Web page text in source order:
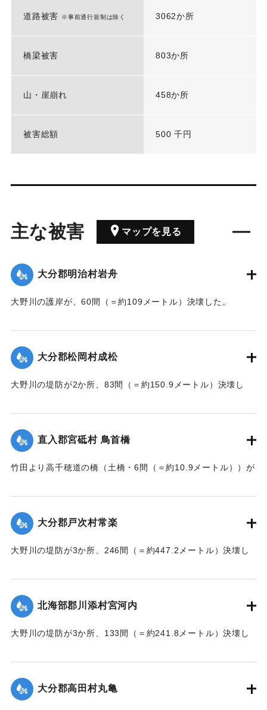
道路被害 ※事前通行規制は除く 3062か所
橋梁被害 803か所
山・崖崩れ 458か所
被害総額 500 千円
主な被害 マップを見る
大分郡明治村岩舟
大野川の護岸が、60間（＝約109メートル）決壊した。
｜固有コード:
大分郡松岡村成松
大野川の堤防が2か所、83間（＝約150.9メートル）決壊し
｜固有コード: 002680208
直入郡宮砥村 鳥首橋
竹田より高千穂道の橋（土橋・6間（＝約10.9メートル））が
｜固有コード: 002680202
大分郡戸次村常楽
大野川の堤防が3か所、246間（＝約447.2メートル）決壊し
｜固有コード: 002680204
北海部郡川添村宮河内
大野川の堤防が3か所、133間（＝約241.8メートル）決壊し
｜固有コード: 002680205
大分郡高田村丸亀